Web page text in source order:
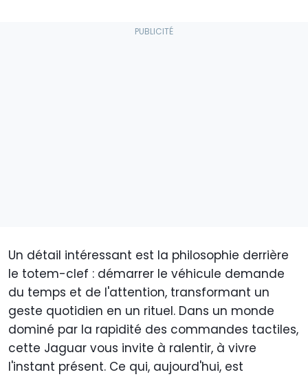
Un détail intéressant est la philosophie derrière
le totem-clef : démarrer le véhicule demande
du temps et de l'attention, transformant un
geste quotidien en un rituel. Dans un monde
dominé par la rapidité des commandes tactiles,
cette Jaguar vous invite à ralentir, à vivre
l'instant présent. Ce qui, aujourd'hui, est